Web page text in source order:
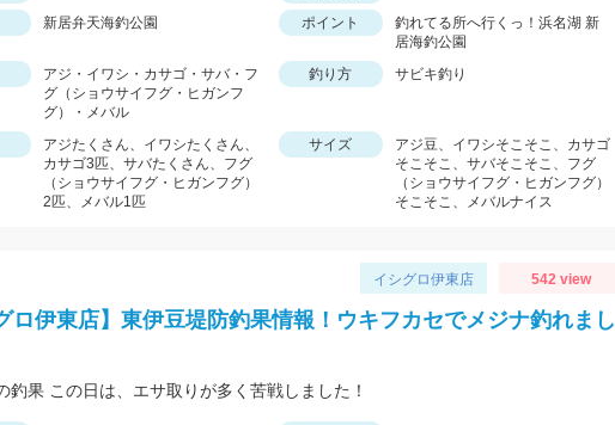
新居弁天海釣公園 ポイント
釣れてる所へ行くっ！浜名湖 新
居海釣公園
アジ・イワシ・カサゴ・サバ・フ
グ（ショウサイフグ・ヒガンフ
グ）・メバル
釣り方 サビキ釣り
アジたくさん、イワシたくさん、
カサゴ3匹、サバたくさん、フグ
（ショウサイフグ・ヒガンフグ）
2匹、メバル1匹
サイズ
アジ豆、イワシそこそこ、カサゴ
そこそこ、サバそこそこ、フグ
（ショウサイフグ・ヒガンフグ）
そこそこ、メバルナイス
イシグロ伊東店 542 view
ロ伊東店】東伊豆堤防釣果情報！ウキフカセでメジナ釣れまし
釣果 この日は、エサ取りが多く苦戦しました！